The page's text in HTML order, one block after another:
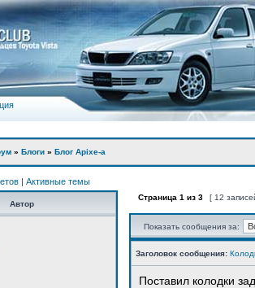
» Блоги » Блог Apixe-а
| Активные темы
Автор
Страница 1 из 3 [ 12
Показать сообщения за:
Заголовок сообщения:
Поставил колодки